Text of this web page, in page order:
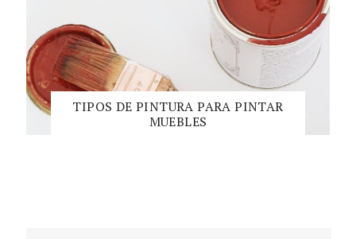
TIPOS DE PINTURA PARA PINTAR
MUEBLES